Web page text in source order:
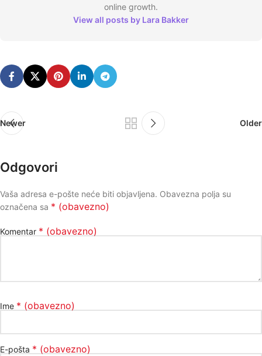
online growth.
View all posts by Lara Bakker
Newer Older
Odgovori
Vaša adresa e-pošte neće biti objavljena. Obavezna polja su
označena sa * (obavezno)
Komentar * (obavezno)
Ime * (obavezno)
E-pošta * (obavezno)